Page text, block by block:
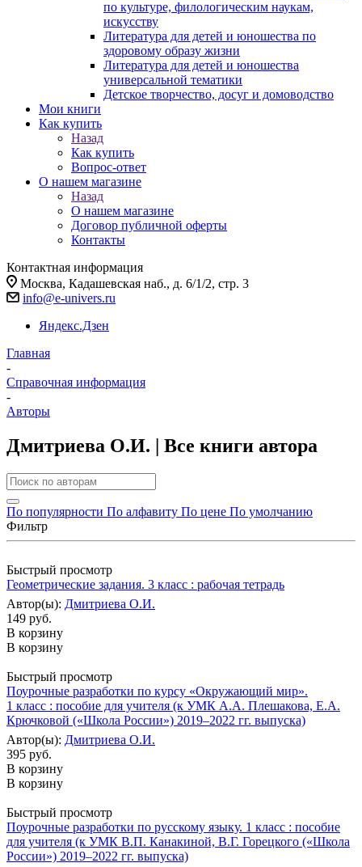
по культуре, филологическим наукам,
искусству
Литература для детей и юношества по
здоровому образу жизни
Литература для детей и юношества
универсальной тематики
Детское творчество, досуг и домоводство
Мои книги
Как купить
Назад
Как купить
Вопрос-ответ
О нашем магазине
Назад
О нашем магазине
Договор публичной оферты
Контакты
Контактная информация
Москва, Кадашевская наб., д. 6/1/2, стр. 3
info@e-univers.ru
Яндекс.Дзен
Главная
-
Справочная информация
-
Авторы
Дмитриева О.И. | Все книги автора
По популярности По алфавиту По цене По умолчанию
Фильтр
Быстрый просмотр
Геометрические задания. 3 класс : рабочая тетрадь
Автор(ы): Дмитриева О.И.
149 руб.
В корзину
В корзину
Быстрый просмотр
Поурочные разработки по курсу «Окружающий мир».
1 класс : пособие для учителя (к УМК А.А. Плешакова, Е.А.
Крючковой («Школа России») 2019–2022 гг. выпуска)
Автор(ы): Дмитриева О.И.
395 руб.
В корзину
В корзину
Быстрый просмотр
Поурочные разработки по русскому языку. 1 класс : пособие
для учителя (к УМК В.П. Канакиной, В.Г. Горецкого («Школа
России») 2019–2022 гг. выпуска)